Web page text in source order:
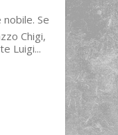
Se
Chigi,
Luigi...